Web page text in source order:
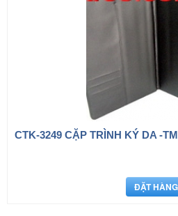
CTK-3249 CẶP TRÌNH KÝ DA -TM